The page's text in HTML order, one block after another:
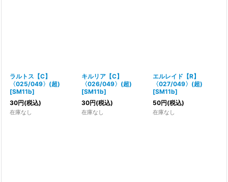
ラルトス【C】
〈025/049〉(超)
[SM11b]
30円(税込)
在庫なし
キルリア【C】
〈026/049〉(超)
[SM11b]
30円(税込)
在庫なし
エルレイド【R】
〈027/049〉(超)
[SM11b]
50円(税込)
在庫なし